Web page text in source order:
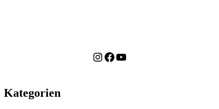
Instagram
Facebook
YouTube
Kategorien